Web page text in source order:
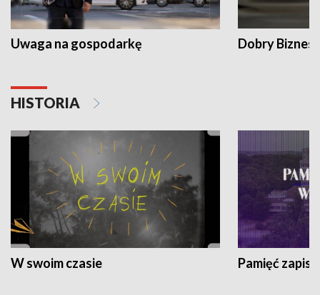
Uwaga na gospodarkę Dobry Biznes
HISTORIA
W swoim czasie Pamięć